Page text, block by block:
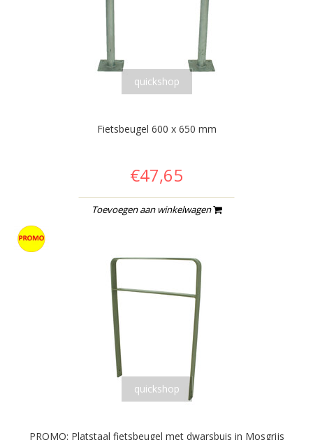
quickshop
Fietsbeugel 600 x 650 mm
€47,65
Toevoegen aan winkelwagen
quickshop
PROMO: Platstaal fietsbeugel met dwarsbuis in Mosgrijs